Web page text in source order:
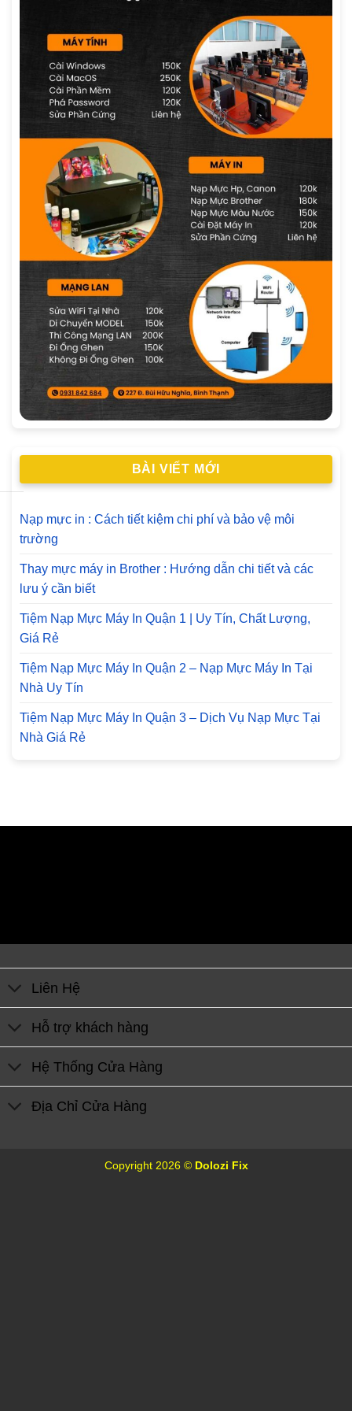
BÀI VIẾT MỚI
Nạp mực in : Cách tiết kiệm chi phí và bảo vệ môi
trường
Thay mực máy in Brother : Hướng dẫn chi tiết và các
lưu ý cần biết
Tiệm Nạp Mực Máy In Quận 1 | Uy Tín, Chất Lượng,
Giá Rẻ
Tiệm Nạp Mực Máy In Quận 2 – Nạp Mực Máy In Tại
Nhà Uy Tín
Tiệm Nạp Mực Máy In Quận 3 – Dịch Vụ Nạp Mực Tại
Nhà Giá Rẻ
Liên Hệ
Hỗ trợ khách hàng
Hệ Thống Cửa Hàng
Địa Chỉ Cửa Hàng
Copyright 2026 © Dolozi Fix